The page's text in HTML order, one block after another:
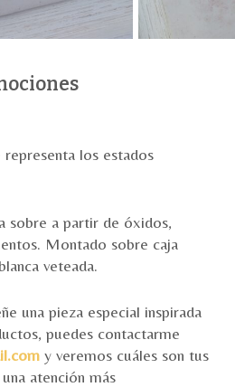
los estados
sobre a partir de óxidos,
Montado sobre caja
veteada.
una pieza especial inspirada
puedes contactarme
y veremos cuáles son tus
atención más